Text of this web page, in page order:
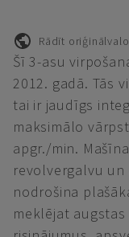
Rādīt
Šī 3-asu
2012. gadā. Tās
tai ir jaudīgs
maksimālo
apgr./min.
revolvergalvu
nodrošina
meklējat